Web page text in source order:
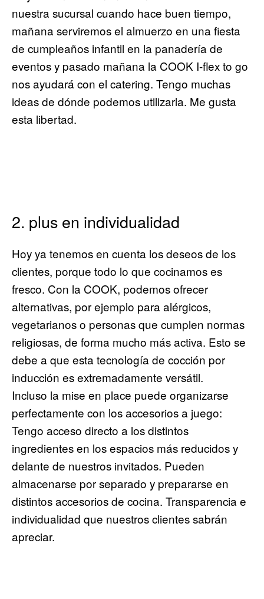
nuestra sucursal cuando hace buen tiempo,
mañana serviremos el almuerzo en una fiesta
de cumpleaños infantil en la panadería de
eventos y pasado mañana la COOK I-flex to go
nos ayudará con el catering. Tengo muchas
ideas de dónde podemos utilizarla. Me gusta
esta libertad.
2. plus en individualidad
Hoy ya tenemos en cuenta los deseos de los
clientes, porque todo lo que cocinamos es
fresco. Con la COOK, podemos ofrecer
alternativas, por ejemplo para alérgicos,
vegetarianos o personas que cumplen normas
religiosas, de forma mucho más activa. Esto se
debe a que esta tecnología de cocción por
inducción es extremadamente versátil.
Incluso la mise en place puede organizarse
perfectamente con los accesorios a juego:
Tengo acceso directo a los distintos
ingredientes en los espacios más reducidos y
delante de nuestros invitados. Pueden
almacenarse por separado y prepararse en
distintos accesorios de cocina. Transparencia e
individualidad que nuestros clientes sabrán
apreciar.